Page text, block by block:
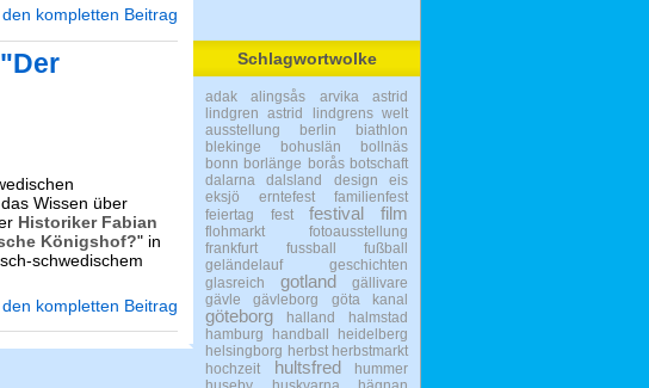
kompletten Beitrag
Wissen über
Historiker Fabian
Königshof?" in
schwedischem
kompletten Beitrag
Schlagwortwolke
adak alingsås arvika
astrid
lindgren
astrid lindgrens welt
ausstellung
berlin
biathlon
blekinge
bohuslän
bollnäs
bonn borlänge borås botschaft
dalarna
dalsland design
eis
eksjö
erntefest
familienfest
feiertag
fest festival film
flohmarkt
fotoausstellung
frankfurt
fussball
fußball
geländelauf
geschichten
glasreich
gotland
gällivare
gävle
gävleborg göta kanal
göteborg halland
halmstad
hamburg
handball
heidelberg
helsingborg herbst herbstmarkt
hochzeit
hultsfred
hummer